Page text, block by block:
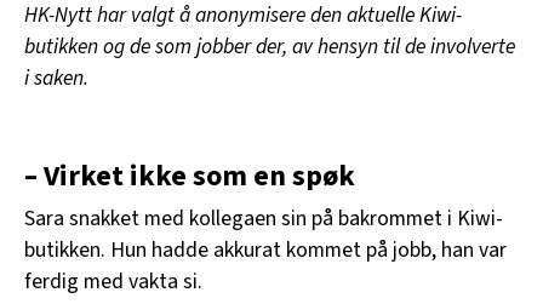
HK-Nytt har valgt å anonymisere den aktuelle Kiwi-
butikken og de som jobber der, av hensyn til de involverte
i saken.
– Virket ikke som en spøk
Sara snakket med kollegaen sin på bakrommet i Kiwi-
butikken. Hun hadde akkurat kommet på jobb, han var
ferdig med vakta si.